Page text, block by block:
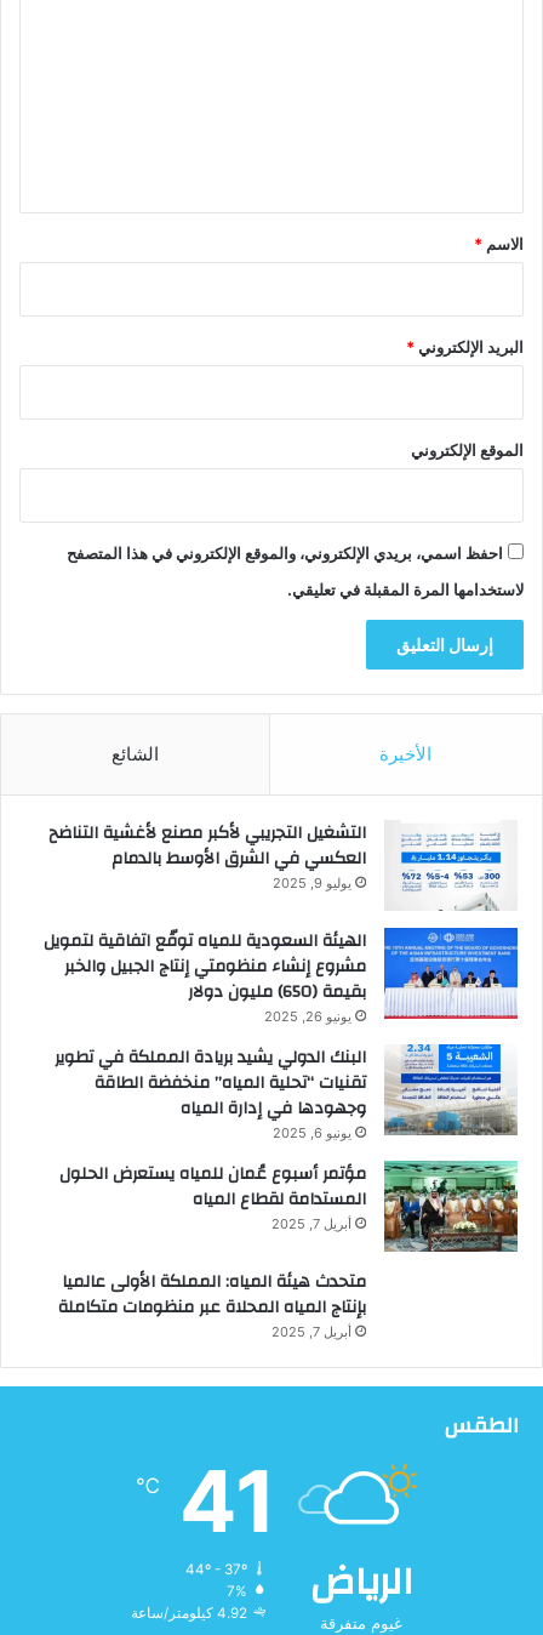
*
الاسم *
البريد الإلكتروني*
الموقع الإلكتروني
احفظ اسمي، بريدي الإلكتروني، والموقع الإلكتروني في هذا المتصفح
لاستخدامها المرة المقبلة في تعليقي.
الأخيرة الشائع
التشغيل التجريبي لأكبر مصنع لأغشية التناضح
العكسي في الشرق الأوسط بالدمام
يوليو 9, 2025
الهيئة السعودية للمياه توقّع اتفاقية لتمويل
مشروع إنشاء منظومتي إنتاج الجبيل والخبر
بقيمة (650) مليون دولار
يونيو 26, 2025
البنك الدولي يشيد بريادة المملكة في تطوير
تقنيات “تحلية المياه” منخفضة الطاقة
وجهودها في إدارة المياه
يونيو 6, 2025
مؤتمر أسبوع عُمان للمياه يستعرض الحلول
المستدامة لقطاع المياه
أبريل 7, 2025
متحدث هيئة المياه: المملكة الأولى عالميا
بإنتاج المياه المحلاة عبر منظومات متكاملة
أبريل 7, 2025
الطقس
الرياض
غيوم متفرقة
41
℃
44º - 37º
7%
4.92 كيلومتر/ساعة